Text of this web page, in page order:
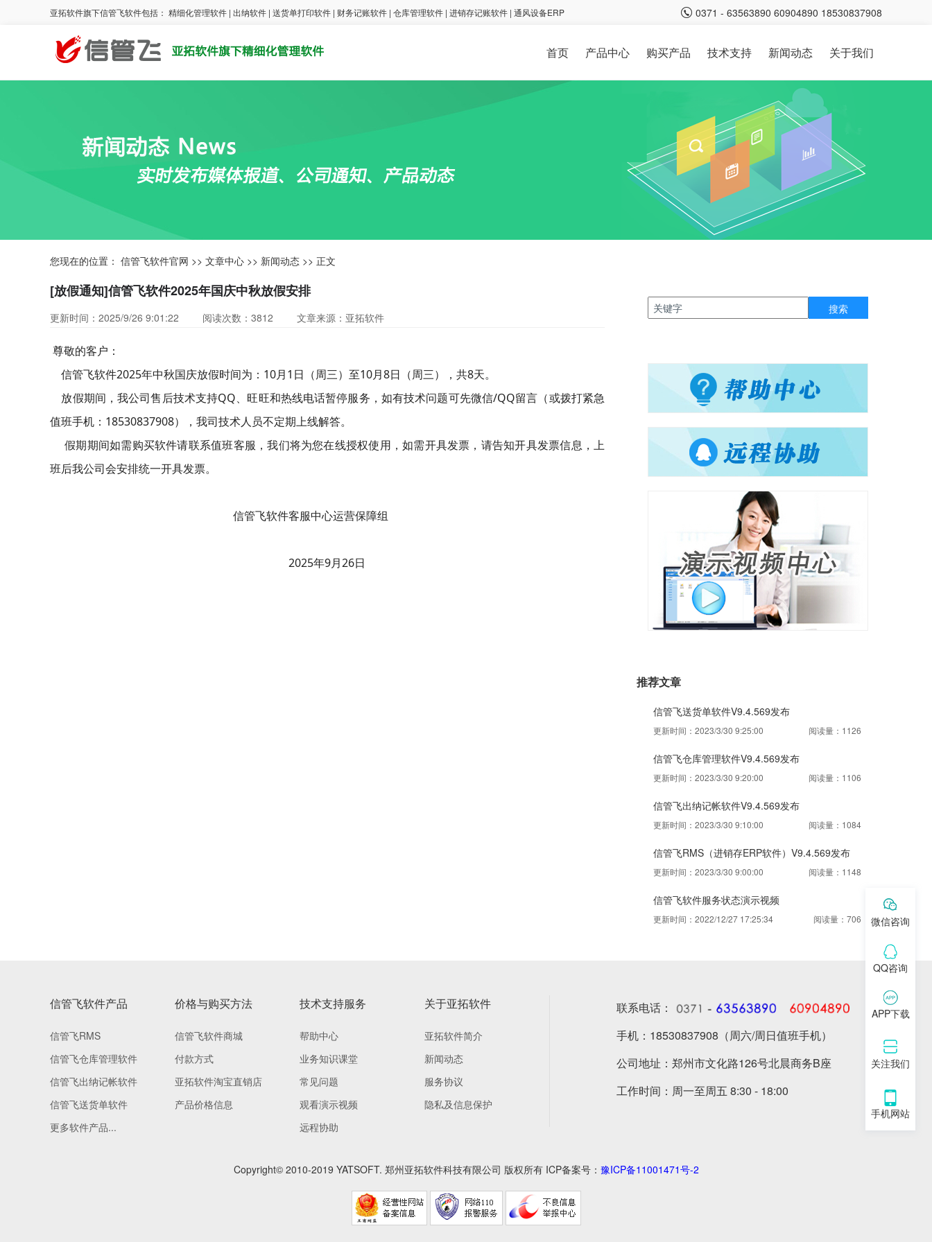
亚拓软件旗下信管飞软件包括： 精细化管理软件 | 出纳软件 | 送货单打印软件 | 财务记账软件 | 仓库管理软件 | 进销存记账软件 | 通风设备ERP 0371 - 63563890 60904890 18530837908
首页 产品中心
通用管理软件
云账套服务
动态IP解析服务
微信消息服务
云支付服务
云打印服务
云对账服务
移动应用
信管飞微信端
信管飞APP
仓库扫码APP
订货管家APP
购买产品 技术支持
业务课堂
常见问题
资料下载
帮助中心
新闻动态 关于我们
您现在的位置： 信管飞软件官网 >> 文章中心 >> 新闻动态 >> 正文
[放假通知]信管飞软件2025年国庆中秋放假安排
更新时间：2025/9/26 9:01:22 阅读次数： 3812 文章来源：亚拓软件
尊敬的客户：
信管飞软件2025年中秋国庆放假时间为：10月1日（周三）至10月8日（周三），共8天。
放假期间，我公司售后技术支持QQ、旺旺和热线电话暂停服务，如有技术问题可先微信/QQ留言（或拨打紧急
值班手机：18530837908），我司技术人员不定期上线解答。
假期期间如需购买软件请联系值班客服，我们将为您在线授权使用，如需开具发票，请告知开具发票信息，上
班后我公司会安排统一开具发票。
信管飞软件客服中心运营保障组
2025年9月26日
推荐文章
信管飞送货单软件V9.4.569发布
更新时间：2023/3/30 9:25:00 阅读量：1126
信管飞仓库管理软件V9.4.569发布
更新时间：2023/3/30 9:20:00 阅读量：1106
信管飞出纳记帐软件V9.4.569发布
更新时间：2023/3/30 9:10:00 阅读量：1084
信管飞RMS（进销存ERP软件）V9.4.569发布
更新时间：2023/3/30 9:00:00 阅读量：1148
信管飞软件服务状态演示视频
更新时间：2022/12/27 17:25:34 阅读量：706
信管飞软件产品
信管飞RMS
信管飞仓库管理软件
信管飞出纳记帐软件
信管飞送货单软件
更多软件产品...
价格与购买方法
信管飞软件商城
付款方式
亚拓软件淘宝直销店
产品价格信息
技术支持服务
帮助中心
业务知识课堂
常见问题
观看演示视频
远程协助
关于亚拓软件
亚拓软件简介
新闻动态
服务协议
隐私及信息保护
联系电话：
手机：18530837908（周六/周日值班手机）
公司地址：郑州市文化路126号北晨商务B座
工作时间：周一至周五 8:30 - 18:00
Copyright© 2010-2019 YATSOFT. 郑州亚拓软件科技有限公司 版权所有 ICP备案号： 豫ICP备11001471号-2
微信咨询
QQ咨询
APP下载
关注我们
手机网站